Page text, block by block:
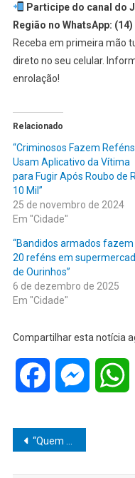
Participe do canal do
Região no WhatsApp:
Receba em primeira mão
direto no seu celular.
enrolação!
Relacionado
“Criminosos Fazem
Usam Aplicativo da Vítima
para Fugir Após Roubo de
10 Mil”
25 de novembro de 2024
Em "Cidade"
“Bandidos armados fazem
20 reféns em
de Ourinhos”
6 de dezembro de 2025
Em "Cidade"
Compartilhar esta notícia
Facebook
Navegação
de
“Quem planta vento, colhe tempestade!” – Polícia Militar de Pompéia dá bote certeiro e prende trio com quase 1kg de cocaína no Parque Primavera